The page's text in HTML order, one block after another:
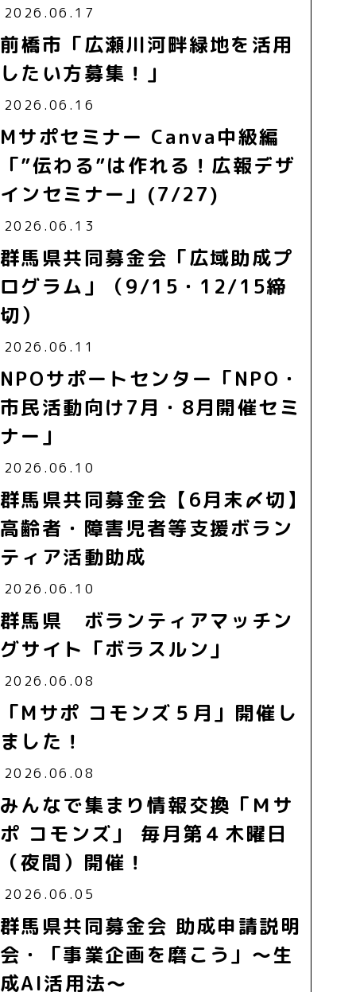
2026.06.17
前橋市「広瀬川河畔緑地を活用
したい方募集！」
2026.06.16
Mサポセミナー Canva中級編
「”伝わる”は作れる！広報デザ
インセミナー」(7/27)
2026.06.13
群馬県共同募金会「広域助成プ
ログラム」（9/15・12/15締
切）
2026.06.11
NPOサポートセンター「NPO・
市民活動向け7月・8月開催セミ
ナー」
2026.06.10
群馬県共同募金会【6月末〆切】
高齢者・障害児者等支援ボラン
ティア活動助成
2026.06.10
群馬県 ボランティアマッチン
グサイト「ボラスルン」
2026.06.08
「Mサポ コモンズ５月」開催し
ました！
2026.06.08
みんなで集まり情報交換「Ｍサ
ポ コモンズ」 毎月第４木曜日
（夜間）開催！
2026.06.05
群馬県共同募金会 助成申請説明
会・「事業企画を磨こう」～生
成AI活用法～